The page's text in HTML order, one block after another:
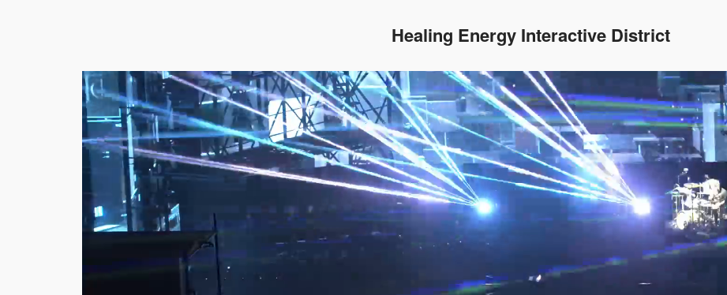
Healing Energy Interactive District